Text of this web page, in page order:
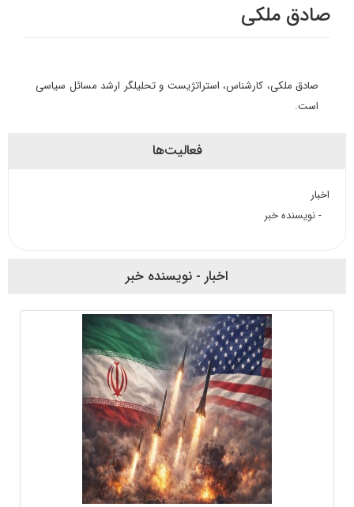
صادق ملکی
صادق ملکی، کارشناس، استراتژیست و تحلیلگر ارشد مسائل سیاسی
است.
فعالیت‌ها
اخبار
- نویسنده خبر
اخبار - نویسنده خبر